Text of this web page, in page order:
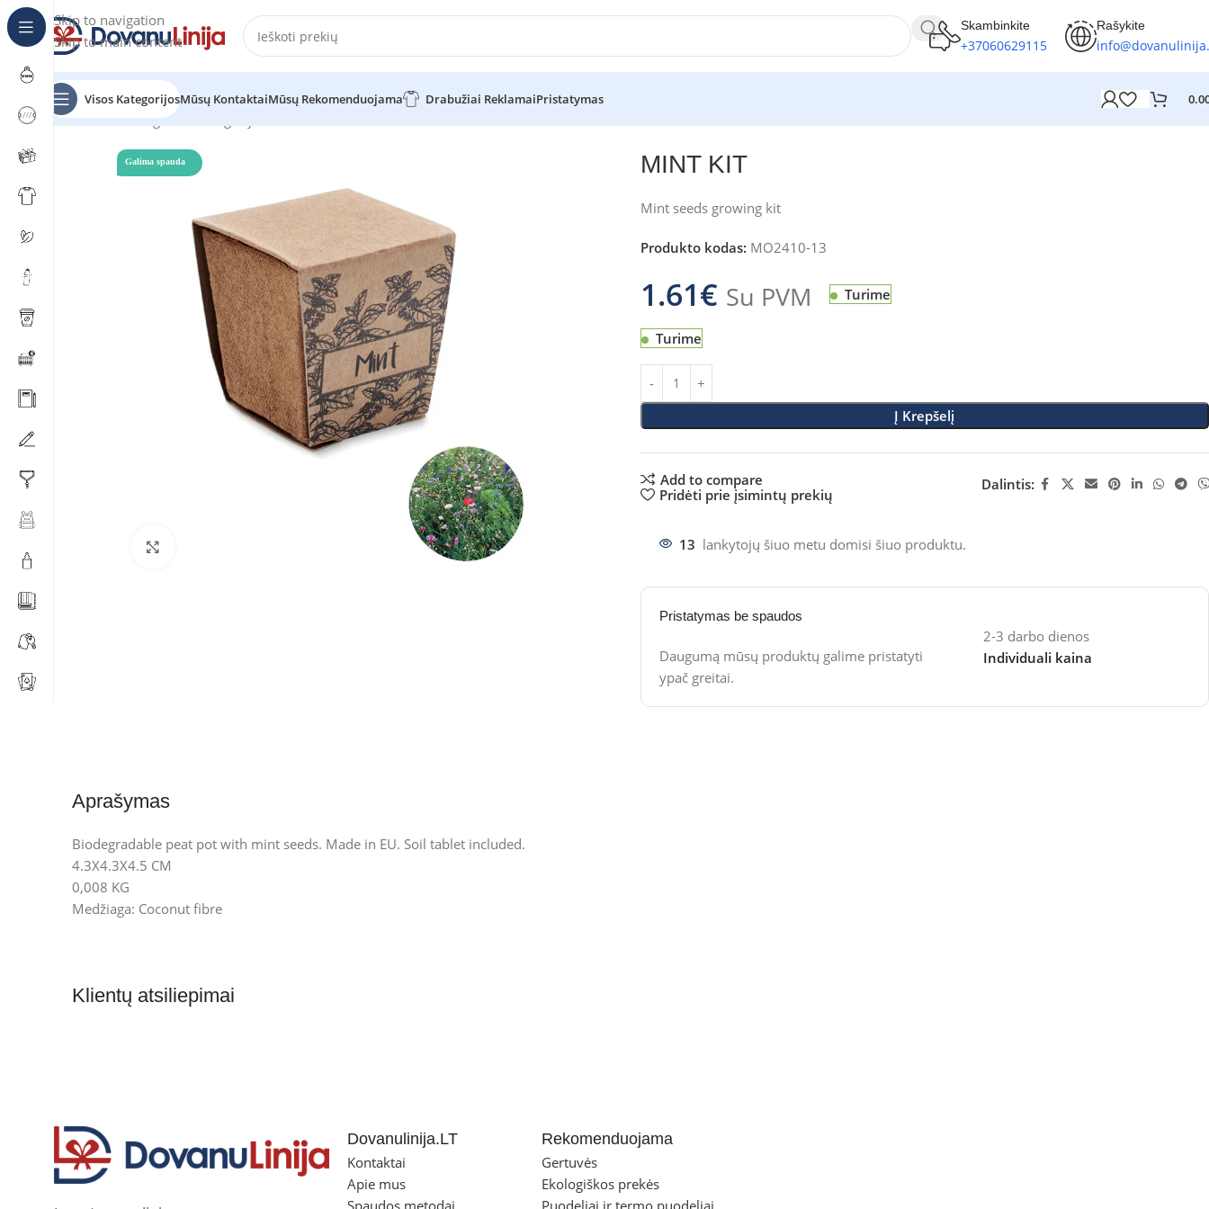
Skip to navigation
Skip to main content
Skambinkite
+37060629115
Rašykite
Visos KategorijosMūsų KontaktaiMūsų Rekomenduojama Drabužiai ReklamaiPristatymas
Pradžia Katalogas
Galima spauda MINT KIT
Mint seeds growing kit
Produkto kodas: MO2410-13
1.61€ Su PVM Turime
Turime
Į Krepšelį
Add to compare
Pridėti prie įsimintų prekių
Dalintis:
13 lankytojų šiuo metu domisi šiuo produktu.
Pristatymas be spaudos
Daugumą mūsų produktų galime pristatyti
ypač greitai.
2-3 darbo dienos
Individuali kaina
Aprašymas
Biodegradable peat pot with mint seeds. Made in EU. Soil tablet included.
4.3X4.3X4.5 CM
0,008 KG
Medžiaga: Coconut fibre
Klientų atsiliepimai
Dovanulinija.LT
Kontaktai
Apie mus
Rekomenduojama
Gertuvės
Ekologiškos prekės